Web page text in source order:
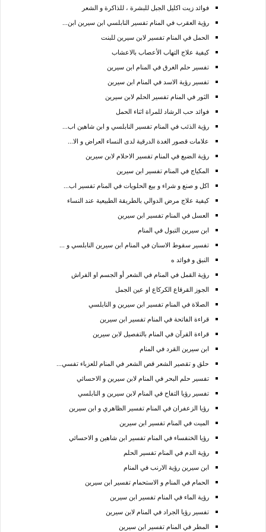
فوائد زيت اكليل الجبل للبشرة ، للذاكرة و الشعر
رؤية العقرب في المنام تفسير النابلسي ابن سيرين ابن...
الحمل في المنام تفسير لابن سيرين للبنت
كيفية علاج التهاب الأعصاب بالاعشاب
تفسير حلم الغرق في المنام ابن سيرين
تفسير رؤية الاسد في المنام ابن سيرين
الثور في المنام تفسير الحلم لابن سيرين
فوائد حب الرشاد للمراة اثناء الحمل
رؤية الذئب في المنام تفسير النابلسي و ابن شاهين اب...
علامات قصور الغدة الدرقية لدى النساء العراض و الا...
رؤية الضبع في المنام تفسير الاحلام لابن سيرين
المكياج في المنام تفسير ابن سيرين
اكل و صنع و شراء و بيع الحلويات في المنام تفسير اب...
كيفية علاج مرض الدوالي بالطريقة الطبيعية عند النساء
العسل في المنام تفسير ابن سيرين
ابن سيرين التبول في المنام
تفسير سقوط الاسنان في المنام ابن سيرين النابلسي و ...
النبق و فوائد ه
رؤية القمل في المنام في الشعر أو الجسم او الفراش
الجوز القرقاع الكركاع او عين الجمل
الصلاة في المنام تفسير ابن سيرين و النابلسي
قراءة الفاتحة في المنام تفسير ابن سيرين
قراءة القرآن في المنام بالتفصيل لابن سيرين
ابن سيرين القرد في المنام
حلق و تقصير الشعر قص الشعر في المنام للعزباء تفسي...
تفسير حلم البحر في المنام لابن سيرين و الاحسائي
تفسير رؤيا التفاح في المنام لابن سيرين و النابلسي
رؤيا الزعفران في المنام تفسير الظاهري و ابن سيرين
الميت في المنام تفسير ابن سيرين
رؤيا الخنفساء في المنام تفسير ابن شاهين و الاحسائي
رؤية الدم في المنام تفسير الحلم
ابن سيرين رؤية الارنب في المنام
الحمام في المنام و الاستحمام تفسير ابن سيرين
رؤية الماء في المنام تفسير ابن سيرين
تفسير رؤيا الجراد في المنام لابن سيرين
المطر في المنام تفسير ابن سيرين